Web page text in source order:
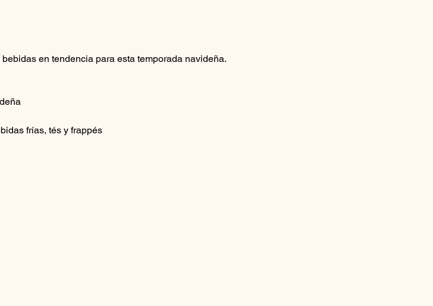
en tendencia para esta temporada navideña.
frías, tés y frappés